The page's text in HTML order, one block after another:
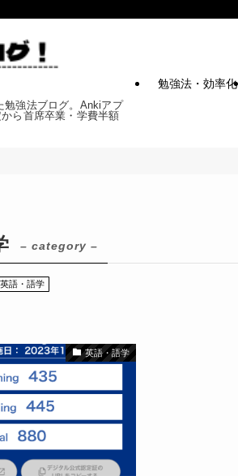
勉強法ブログ。Ankiアプ
ら首席卒業・学費半額
勉強法・効率化
– category –
英語・語学
英語・語学